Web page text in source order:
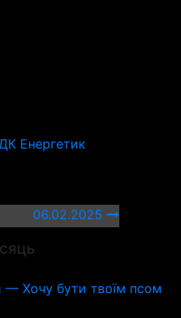
Енергетик
06.02.2025
Хочу бути твоїм псом